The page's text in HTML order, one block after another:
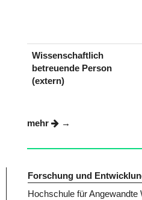
Wissenschaftlich
betreuende Person
(extern)
mehr
Forschung und
Hochschule für